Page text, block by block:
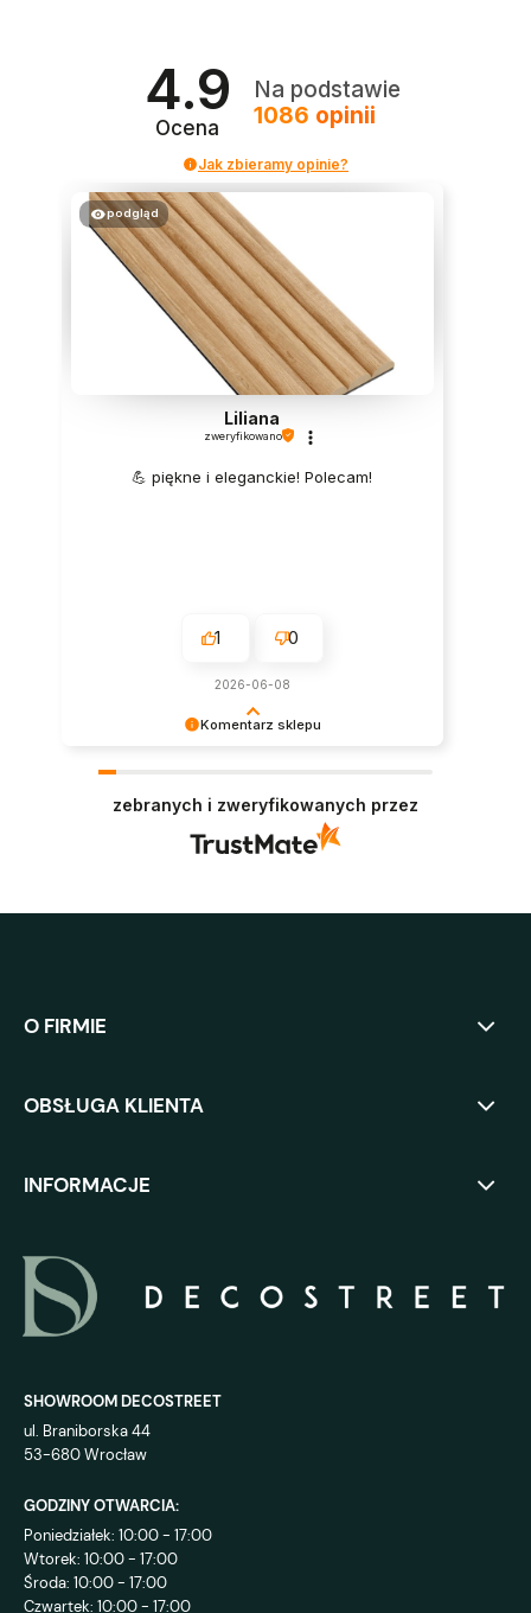
4.9
Ocena
Na podstawie
1086 opinii
Jak zbieramy opinie?
Komentarz sklepu
podgląd
Liliana
zweryfikowano
💪 piękne i eleganckie! Polecam!
1 0
2026-06-08
zebranych i zweryfikowanych przez
O FIRMIE
OBSŁUGA KLIENTA
INFORMACJE
SHOWROOM DECOSTREET
ul. Braniborska 44
53-680 Wrocław
GODZINY OTWARCIA:
Poniedziałek: 10:00 - 17:00
Wtorek: 10:00 - 17:00
Środa: 10:00 - 17:00
Czwartek: 10:00 - 17:00